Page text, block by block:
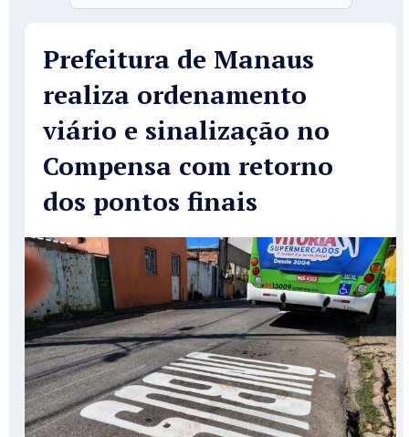
Prefeitura de Manaus
realiza ordenamento
viário e sinalização no
Compensa com retorno
dos pontos finais